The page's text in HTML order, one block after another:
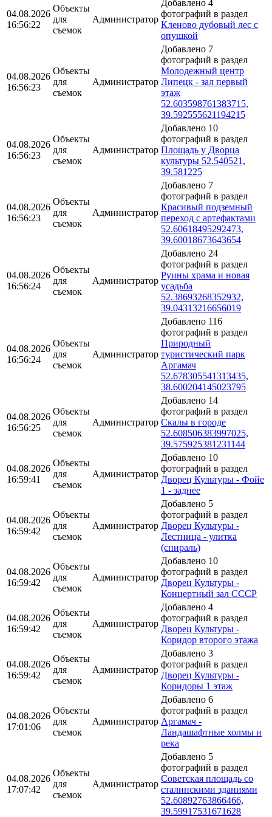
04.08.2026
16:56:22
Объекты
для
съемок
Администратор
Добавлено 4
фотографий в раздел
Кленово дубовый лес с
опушкой
04.08.2026
16:56:23
Объекты
для
съемок
Администратор
Добавлено 7
фотографий в раздел
Молодежный центр
Липецк - зал первый
этаж
52.603598761383715,
39.592555621194215
04.08.2026
16:56:23
Объекты
для
съемок
Администратор
Добавлено 10
фотографий в раздел
Площадь у Дворца
культуры 52.540521,
39.581225
04.08.2026
16:56:23
Объекты
для
съемок
Администратор
Добавлено 7
фотографий в раздел
Красивый подземный
переход с артефактами
52.60618495292473,
39.60018673643654
04.08.2026
16:56:24
Объекты
для
съемок
Администратор
Добавлено 24
фотографий в раздел
Руины храма и новая
усадьба
52.38693268352932,
39.04313216656019
04.08.2026
16:56:24
Объекты
для
съемок
Администратор
Добавлено 116
фотографий в раздел
Природный
туристический парк
Аргамач
52.678305541313435,
38.600204145023795
04.08.2026
16:56:25
Объекты
для
съемок
Администратор
Добавлено 14
фотографий в раздел
Скалы в городе
52.608506383997025,
39.575925381231144
04.08.2026
16:59:41
Объекты
для
съемок
Администратор
Добавлено 10
фотографий в раздел
Дворец Культуры - Фойе
1 - заднее
04.08.2026
16:59:42
Объекты
для
съемок
Администратор
Добавлено 5
фотографий в раздел
Дворец Культуры -
Лестница - улитка
(спираль)
04.08.2026
16:59:42
Объекты
для
съемок
Администратор
Добавлено 10
фотографий в раздел
Дворец Культуры -
Концертный зал СССР
04.08.2026
16:59:42
Объекты
для
съемок
Администратор
Добавлено 4
фотографий в раздел
Дворец Культуры -
Коридор второго этажа
04.08.2026
16:59:42
Объекты
для
съемок
Администратор
Добавлено 3
фотографий в раздел
Дворец Культуры -
Коридоры 1 этаж
04.08.2026
17:01:06
Объекты
для
съемок
Администратор
Добавлено 6
фотографий в раздел
Аргамач -
Ландашафтные холмы и
река
04.08.2026
17:07:42
Объекты
для
съемок
Администратор
Добавлено 5
фотографий в раздел
Советская площадь со
сталинскими зданиями
52.60892763866466,
39.59917531671628